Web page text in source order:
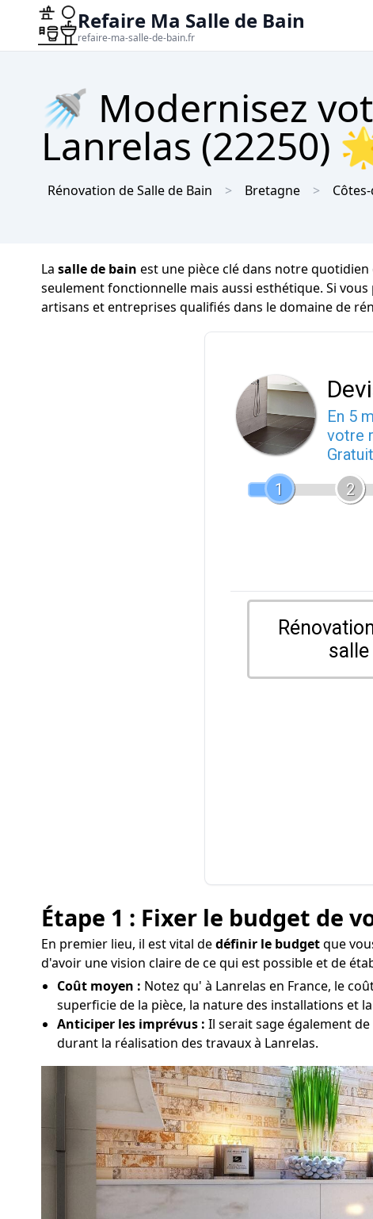
Refaire Ma Salle de Bain
refaire-ma-salle-de-bain.fr
🚿 Modernisez
Lanrelas (22250)
Rénovation de Salle de Bain Bretagne
La salle de bain est une pièce clé dans notre
seulement fonctionnelle mais aussi esthétique. Si
artisans et entreprises qualifiés dans le domaine de
En 5
votre
1
2
Étape 1 : Fixer le budget de
En premier lieu, il est vital dedéfinir le budgetque
d'avoir une vision claire de ce qui est possible et de
Coût moyen : Notez qu' à Lanrelas en France, le
superficie de la pièce, la nature des installations et
Anticiper les imprévus : Il serait sage également
durant la réalisation des travaux à Lanrelas.